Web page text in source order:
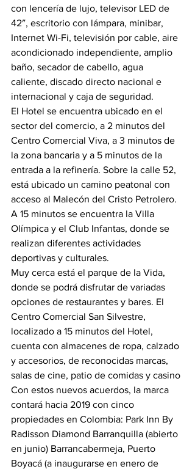
con lencería de lujo, televisor LED de
42″, escritorio con lámpara, minibar,
Internet Wi-Fi, televisión por cable, aire
acondicionado independiente, amplio
baño, secador de cabello, agua
caliente, discado directo nacional e
internacional y caja de seguridad.
El Hotel se encuentra ubicado en el
sector del comercio, a 2 minutos del
Centro Comercial Viva, a 3 minutos de
la zona bancaria y a 5 minutos de la
entrada a la refinería. Sobre la calle 52,
está ubicado un camino peatonal con
acceso al Malecón del Cristo Petrolero.
A 15 minutos se encuentra la Villa
Olímpica y el Club Infantas, donde se
realizan diferentes actividades
deportivas y culturales.
Muy cerca está el parque de la Vida,
donde se podrá disfrutar de variadas
opciones de restaurantes y bares. El
Centro Comercial San Silvestre,
localizado a 15 minutos del Hotel,
cuenta con almacenes de ropa, calzado
y accesorios, de reconocidas marcas,
salas de cine, patio de comidas y casino
Con estos nuevos acuerdos, la marca
contará hacia 2019 con cinco
propiedades en Colombia: Park Inn By
Radisson Diamond Barranquilla (abierto
en junio) Barrancabermeja, Puerto
Boyacá (a inaugurarse en enero de